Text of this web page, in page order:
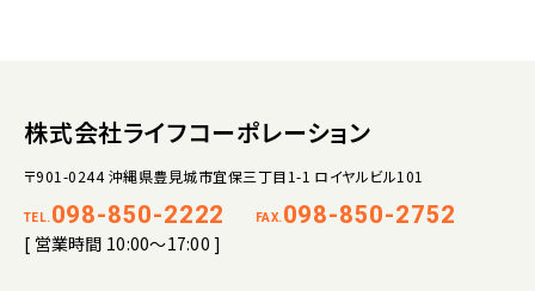
株式会社ライフコーポレーション
〒901-0244 沖縄県豊見城市宜保三丁目1-1 ロイヤルビル101
TEL. 098-850-2222 FAX. 098-850-2752
[ 営業時間 10:00～17:00 ]